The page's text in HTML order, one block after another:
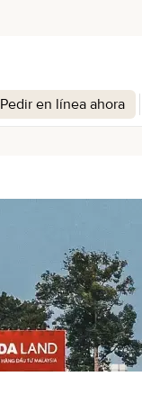
Pedir en línea ahora